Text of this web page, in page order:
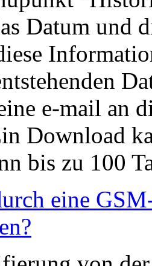
Datum und
e-mail an
Download
bis zu 100
eine